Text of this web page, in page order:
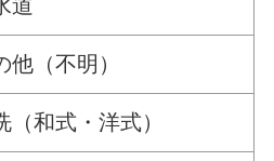
道
他（不明）
（和式・洋式）